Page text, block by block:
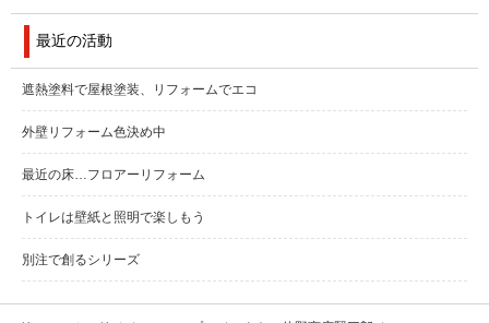
最近の活動
遮熱塗料で屋根塗装、リフォームでエコ
外壁リフォーム色決め中
最近の床…フロアーリフォーム
トイレは壁紙と照明で楽しもう
別注で創るシリーズ